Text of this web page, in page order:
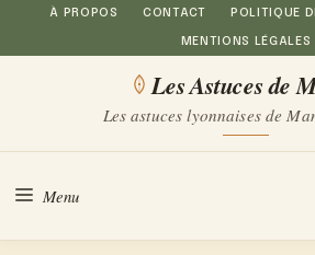
Aller
au
À PROPOS CONTACT POLITIQUE
MENTIONS LÉGALES
Les Astuces de
Les astuces lyonnaises de
Menu